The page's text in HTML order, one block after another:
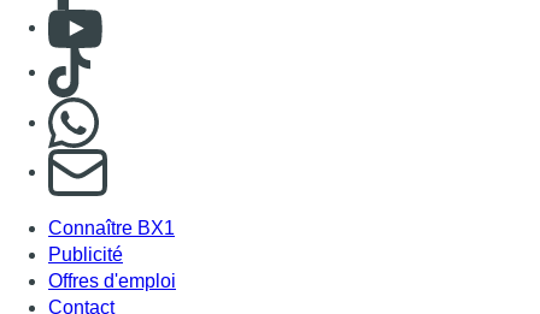
Consulter Youtube
Consulter TikTok
S'abonner à notre newsletter
Connaître BX1
Publicité
Offres d'emploi
Contact